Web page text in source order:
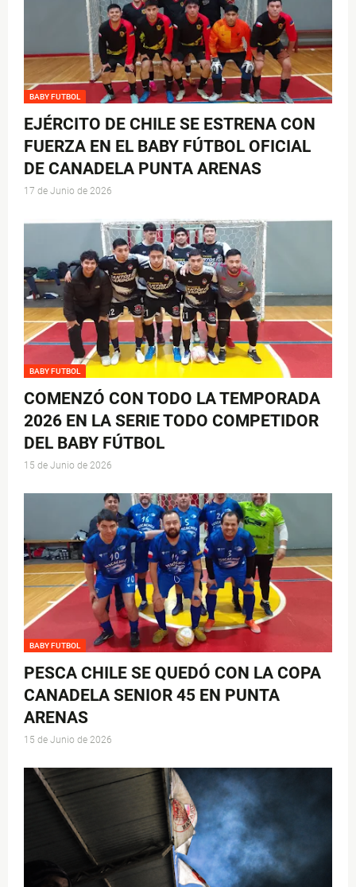
BABY FUTBOL
EJÉRCITO DE CHILE SE ESTRENA CON
FUERZA EN EL BABY FÚTBOL OFICIAL
DE CANADELA PUNTA ARENAS
17 de Junio de 2026
BABY FUTBOL
COMENZÓ CON TODO LA TEMPORADA
2026 EN LA SERIE TODO COMPETIDOR
DEL BABY FÚTBOL
15 de Junio de 2026
BABY FUTBOL
PESCA CHILE SE QUEDÓ CON LA COPA
CANADELA SENIOR 45 EN PUNTA
ARENAS
15 de Junio de 2026